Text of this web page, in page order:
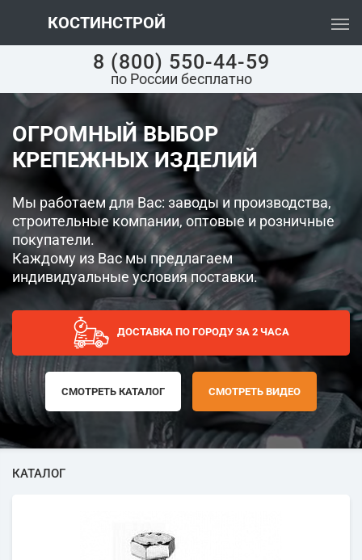
КОСТИНСТРОЙ
8 (800) 550-44-59
по России бесплатно
ОГРОМНЫЙ ВЫБОР
КРЕПЕЖНЫХ ИЗДЕЛИЙ
Мы работаем для Вас: заводы и производства,
строительные компании, оптовые и розничные
покупатели.
Каждому из Вас мы предлагаем
индивидуальные условия поставки.
ДОСТАВКА ПО ГОРОДУ ЗА 2 ЧАСА
СМОТРЕТЬ КАТАЛОГ СМОТРЕТЬ ВИДЕО
КАТАЛОГ